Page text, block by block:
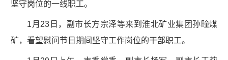
坚守岗位的一线职工。
1月23日，副市长方宗泽等来到淮北矿业集团孙疃煤
矿，看望慰问节日期间坚守工作岗位的干部职工。